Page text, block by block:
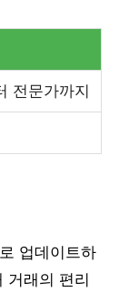
전문가까지
업데이트하
거래의 편리